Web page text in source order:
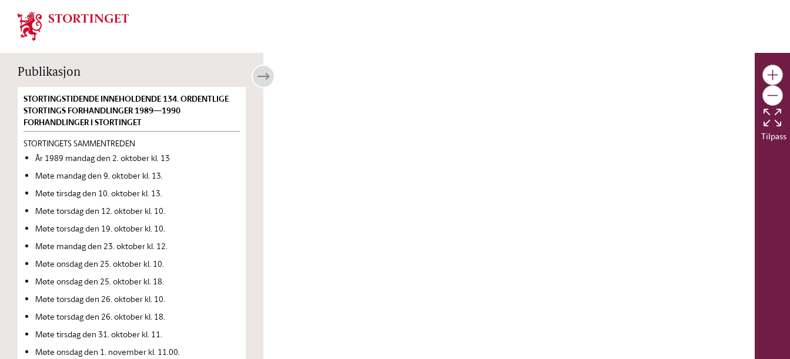
Stortinget.no
Publikasjon
STORTINGSTIDENDE INNEHOLDENDE 134. ORDENTLIGE
STORTINGS FORHANDLINGER 1989—1990
FORHANDLINGER I STORTINGET
STORTINGETS SAMMENTREDEN
År 1989 mandag den 2. oktober kl. 13
Møte mandag den 9. oktober kl. 13.
Møte tirsdag den 10. oktober kl. 13.
Møte torsdag den 12. oktober kl. 10.
Møte torsdag den 19. oktober kl. 10.
Møte mandag den 23. oktober kl. 12.
Møte onsdag den 25. oktober kl. 10.
Møte onsdag den 25. oktober kl. 18.
Møte torsdag den 26. oktober kl. 10.
Møte torsdag den 26. oktober kl. 18.
Møte tirsdag den 31. oktober kl. 11.
Møte onsdag den 1. november kl. 11.00.